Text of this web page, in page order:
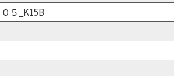
５_K15B